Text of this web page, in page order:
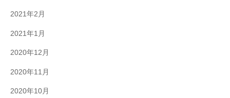
2021年2月
2021年1月
2020年12月
2020年11月
2020年10月